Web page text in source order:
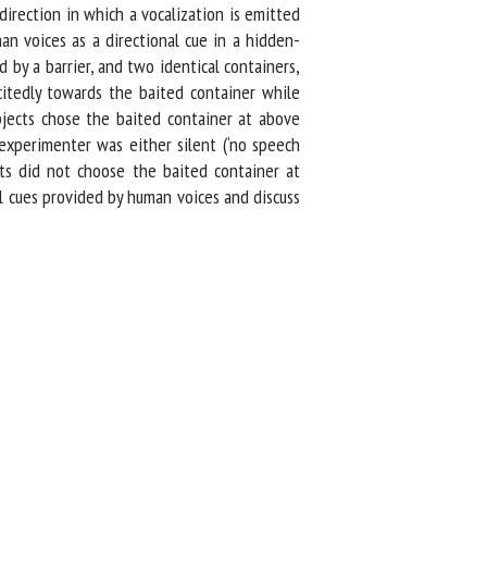
in which a vocalization is emitted
voices as a directional cue in a hidden-
a barrier, and two identical containers,
towards the baited container while
chose the baited container at above
was either silent (‘no speech
did not choose the baited container at
provided by human voices and discuss